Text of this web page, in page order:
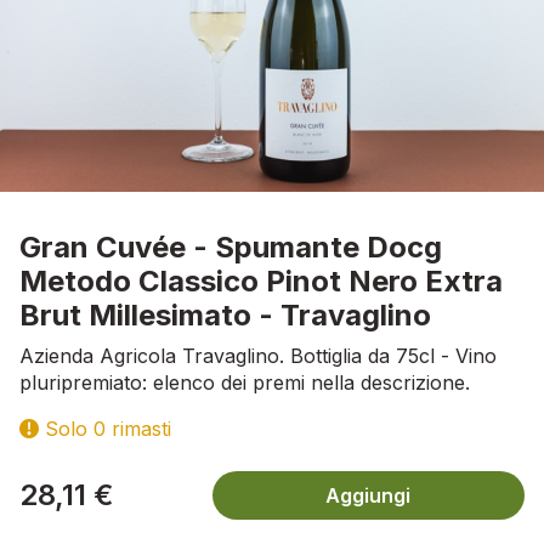
Gran Cuvée - Spumante Docg
Metodo Classico Pinot Nero Extra
Brut Millesimato - Travaglino
Azienda Agricola Travaglino. Bottiglia da 75cl - Vino
pluripremiato: elenco dei premi nella descrizione.
Solo 0 rimasti
28,11 € Aggiungi